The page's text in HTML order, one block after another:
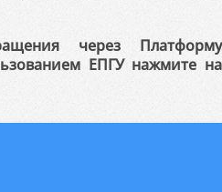
через Платформу
ЕПГУ нажмите на